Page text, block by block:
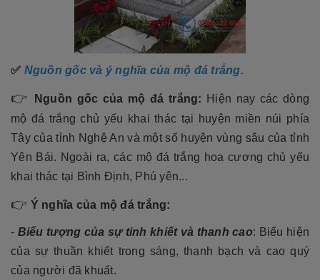
✅ Nguồn gốc và ý nghĩa của mộ đá trắng.
👉 Nguồn gốc của mộ đá trắng:
Hiện nay các dòng
mộ đá trắng chủ yếu khai thác tại huyện miền núi phía
Tây của tỉnh Nghệ An và một số huyện vùng sâu của tỉnh
Yên Bái. Ngoài ra, các mộ đá trắng hoa cương chủ yếu
khai thác tại Bình Định, Phú yên...
👉 Ý nghĩa của mộ đá trắng:
- Biểu tượng của sự tinh khiết và thanh cao: Biểu hiện
của sự thuần khiết trong sáng, thanh bạch và cao quý
của người đã khuất.